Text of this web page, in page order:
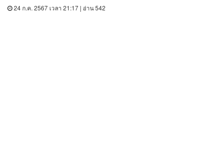
24 ก.ค. 2567 เวลา 21:17 | อ่าน 542